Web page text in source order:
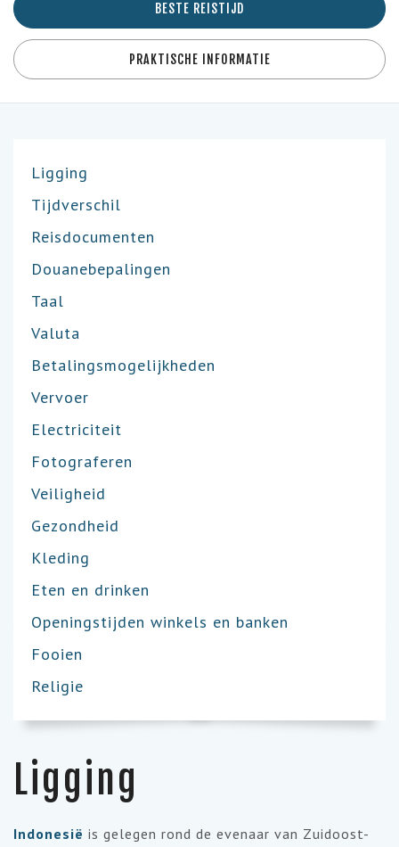
BESTE REISTIJD
PRAKTISCHE INFORMATIE
Ligging
Tijdverschil
Reisdocumenten
Douanebepalingen
Taal
Valuta
Betalingsmogelijkheden
Vervoer
Electriciteit
Fotograferen
Veiligheid
Gezondheid
Kleding
Eten en drinken
Openingstijden winkels en banken
Fooien
Religie
Ligging
Indonesië is gelegen rond de evenaar van Zuidoost-